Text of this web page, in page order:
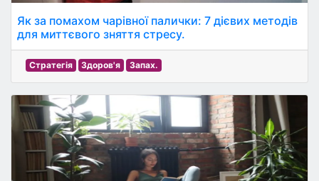
Як за помахом чарівної палички: 7 дієвих методів
для миттєвого зняття стресу.
Стратегія Здоров'я Запах.